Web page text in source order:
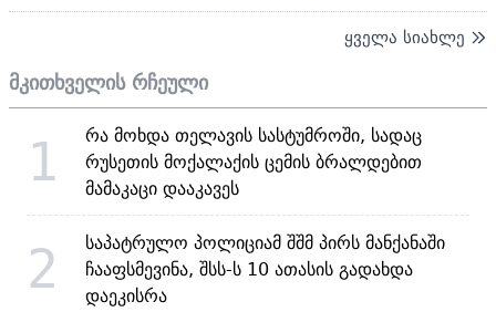
ყველა სიახლე
მკითხველის რჩეული
1
რა მოხდა თელავის სასტუმროში, სადაც
რუსეთის მოქალაქის ცემის ბრალდებით
მამაკაცი დააკავეს
2
საპატრულო პოლიციამ შშმ პირს მანქანაში
ჩააფსმევინა, შსს-ს 10 ათასის გადახდა
დაეკისრა